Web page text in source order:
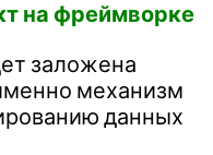
на фреймворке
заложена
механизм
данных